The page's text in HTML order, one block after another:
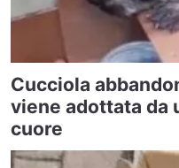
Cucciola
viene adottata da
cuore